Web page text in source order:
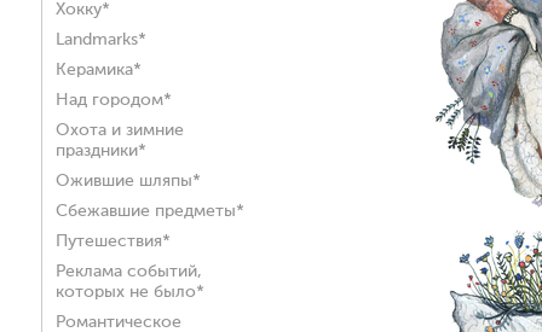
Хокку*
Landmarks*
Керамика*
Над городом*
Охота и зимние
праздники*
Ожившие шляпы*
Сбежавшие предметы*
Путешествия*
Реклама событий,
которых не было*
Романтическое